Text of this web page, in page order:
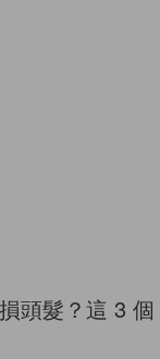
頭髮？這 3 個